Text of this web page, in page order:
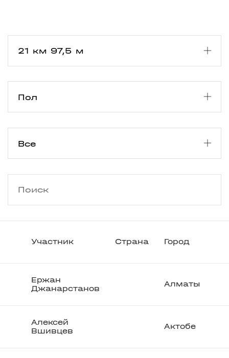
Участник Страна Город
Ержан
Джанарстанов
Алматы
Алексей
Вшивцев
Актобе